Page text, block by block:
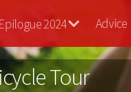
Epilogue 2024 Advice
Tour